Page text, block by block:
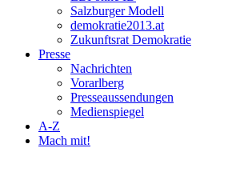
Salzburger Modell
demokratie2013.at
Zukunftsrat Demokratie
Presse
Nachrichten
Vorarlberg
Presseaussendungen
Medienspiegel
A-Z
Mach mit!